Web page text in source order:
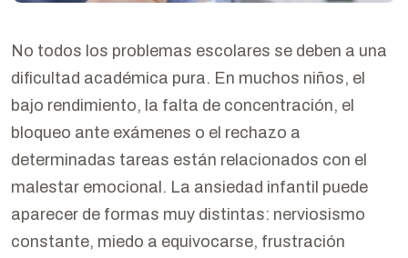
No todos los problemas escolares se deben a una
dificultad académica pura. En muchos niños, el
bajo rendimiento, la falta de concentración, el
bloqueo ante exámenes o el rechazo a
determinadas tareas están relacionados con el
malestar emocional. La ansiedad infantil puede
aparecer de formas muy distintas: nerviosismo
constante, miedo a equivocarse, frustración